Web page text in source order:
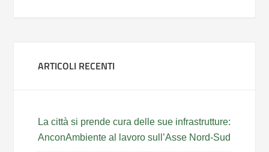
ARTICOLI RECENTI
La città si prende cura delle sue infrastrutture:
AnconAmbiente al lavoro sull’Asse Nord-Sud